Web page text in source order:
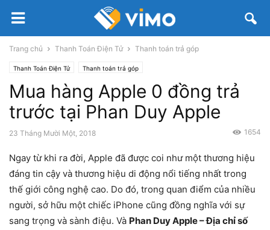
Trang chủ Thanh Toán Điện Tử Thanh toán trả góp
Thanh Toán Điện Tử Thanh toán trả góp
Mua hàng Apple 0 đồng trả
trước tại Phan Duy Apple
23 Tháng Mười Một, 2018 1654
Ngay từ khi ra đời, Apple đã được coi như một thương hiệu
đáng tin cậy và thương hiệu di động nổi tiếng nhất trong
thế giới công nghệ cao. Do đó, trong quan điểm của nhiều
người, sở hữu một chiếc iPhone cũng đồng nghĩa với sự
sang trọng và sành điệu. Và Phan Duy Apple – Địa chỉ số